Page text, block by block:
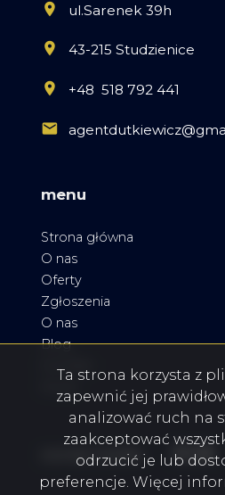
ul.Sarenek 39h
43-215 Studzienice
+48 518 792 441
menu
Strona główna
O nas
Oferty
Zgłoszenia
O nas
Blog
Kontakt
social media
Ta strona korzysta z
zapewnić jej
analizować ruch na
zaakceptować
odrzucić je lub
preferencje. Więcej